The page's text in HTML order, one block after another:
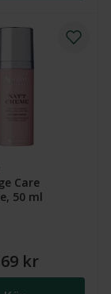
webbpris
Care
50 ml
kr